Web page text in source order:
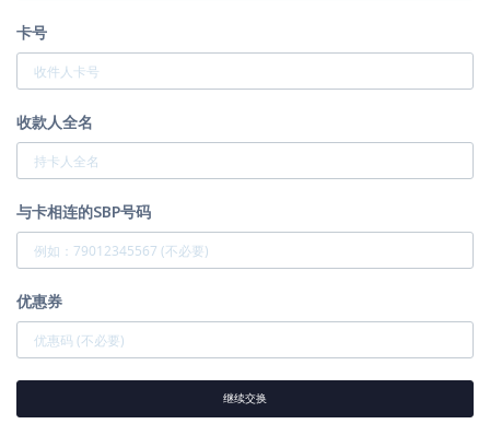
卡号
收款人全名
与卡相连的SBP号码
优惠券
继续交换